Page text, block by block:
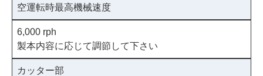
空運転時最高機械速度
6,000 rph
製本内容に応じて調節して下さい
カッター部